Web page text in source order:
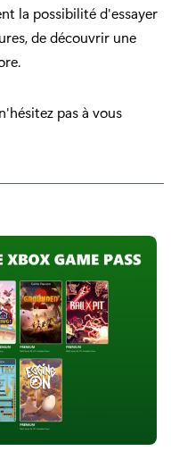
la possibilité d'essayer
de découvrir une
pas à vous